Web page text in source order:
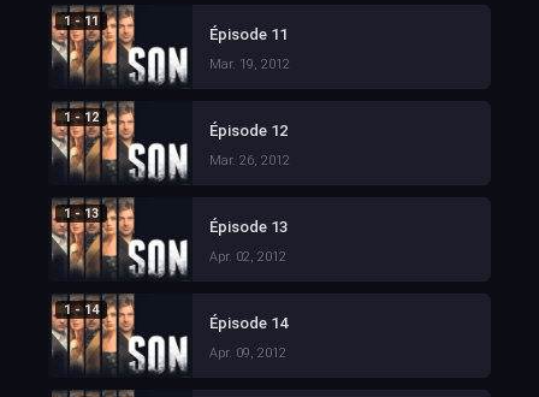
1 - 11
Épisode 11
Mar. 19, 2012
1 - 12
Épisode 12
Mar. 26, 2012
1 - 13
Épisode 13
Apr. 02, 2012
1 - 14
Épisode 14
Apr. 09, 2012